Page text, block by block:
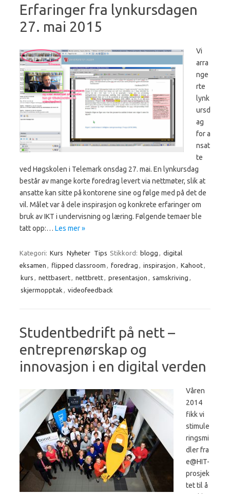
Erfaringer fra lynkursdagen
27. mai 2015
Vi
arra
nge
rte
lynk
ursd
ag
for a
nsat
te
ved Høgskolen i Telemark onsdag 27. mai. En lynkursdag
består av mange korte foredrag levert via nettmøter, slik at
ansatte kan sitte på kontorene sine og følge med på det de
vil. Målet var å dele inspirasjon og konkrete erfaringer om
bruk av IKT i undervisning og læring. Følgende temaer ble
tatt opp:… Les mer »
Kategori: Kurs Nyheter Tips Stikkord: blogg , digital
eksamen , flipped classroom , foredrag , inspirasjon , Kahoot,
kurs , nettbasert, nettbrett, presentasjon , samskriving ,
skjermopptak , videofeedback
Studentbedrift på nett –
entreprenørskap og
innovasjon i en digital verden
Våren
2014
fikk vi
stimule
ringsmi
dler fra
e@HIT-
prosjek
tet til å